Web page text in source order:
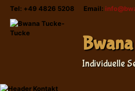
Tel: +49 4826 5208 Email:
Sprache auswählen
Individuelle